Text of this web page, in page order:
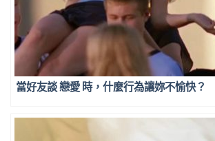
當好友談 戀愛 時，什麼行為讓妳不愉快？